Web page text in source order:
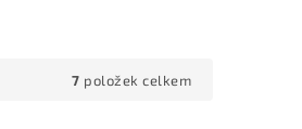
7 položek celkem